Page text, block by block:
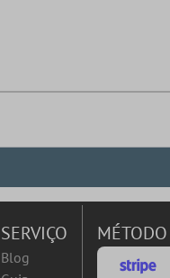
SERVIÇO
Blog